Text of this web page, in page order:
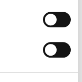
5